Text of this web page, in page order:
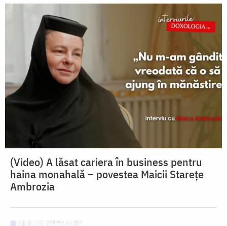
(Video) A lăsat cariera în business pentru
haina monahală – povestea Maicii Starețe
Ambrozia